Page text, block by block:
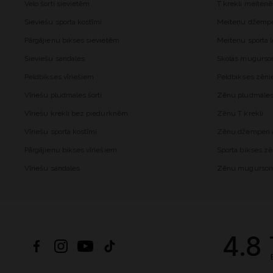
4.8